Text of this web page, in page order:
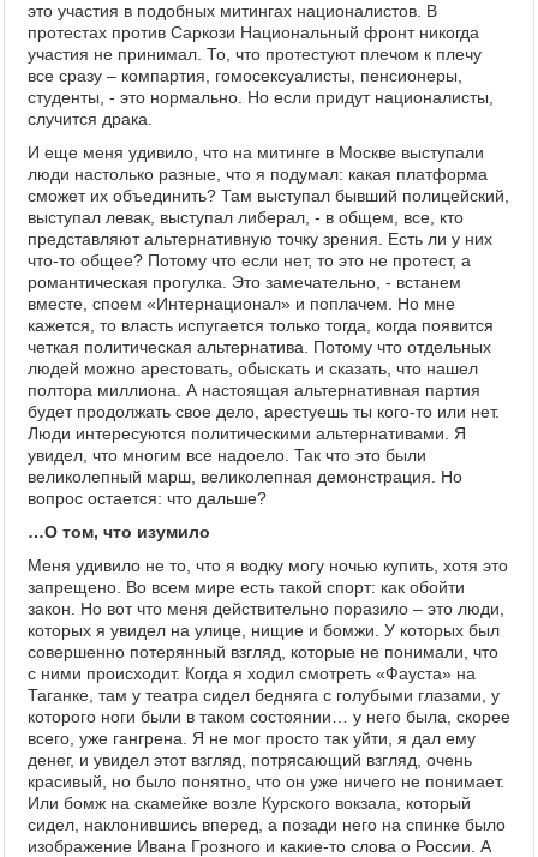
это участия в подобных митингах националистов. В
протестах против Саркози Национальный фронт никогда
участия не принимал. То, что протестуют плечом к плечу
все сразу – компартия, гомосексуалисты, пенсионеры,
студенты, - это нормально. Но если придут националисты,
случится драка.
И еще меня удивило, что на митинге в Москве выступали
люди настолько разные, что я подумал: какая платформа
сможет их объединить? Там выступал бывший полицейский,
выступал левак, выступал либерал, - в общем, все, кто
представляют альтернативную точку зрения. Есть ли у них
что-то общее? Потому что если нет, то это не протест, а
романтическая прогулка. Это замечательно, - встанем
вместе, споем «Интернационал» и поплачем. Но мне
кажется, то власть испугается только тогда, когда появится
четкая политическая альтернатива. Потому что отдельных
людей можно арестовать, обыскать и сказать, что нашел
полтора миллиона. А настоящая альтернативная партия
будет продолжать свое дело, арестуешь ты кого-то или нет.
Люди интересуются политическими альтернативами. Я
увидел, что многим все надоело. Так что это были
великолепный марш, великолепная демонстрация. Но
вопрос остается: что дальше?
…О том, что изумило
Меня удивило не то, что я водку могу ночью купить, хотя это
запрещено. Во всем мире есть такой спорт: как обойти
закон. Но вот что меня действительно поразило – это люди,
которых я увидел на улице, нищие и бомжи. У которых был
совершенно потерянный взгляд, которые не понимали, что
с ними происходит. Когда я ходил смотреть «Фауста» на
Таганке, там у театра сидел бедняга с голубыми глазами, у
которого ноги были в таком состоянии… у него была, скорее
всего, уже гангрена. Я не мог просто так уйти, я дал ему
денег, и увидел этот взгляд, потрясающий взгляд, очень
красивый, но было понятно, что он уже ничего не понимает.
Или бомж на скамейке возле Курского вокзала, который
сидел, наклонившись вперед, а позади него на спинке было
изображение Ивана Грозного и какие-то слова о России. А